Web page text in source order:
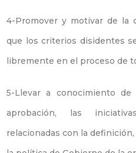
4-Promover y motivar de la
que los criterios disidentes
libremente en el proceso de
5-Llevar a conocimiento
aprobación, las
relacionadas con la